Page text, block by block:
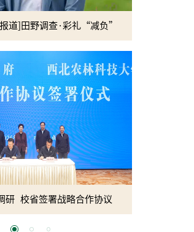
道]田野调查·彩礼“减负”
研 校省签署战略合作协议